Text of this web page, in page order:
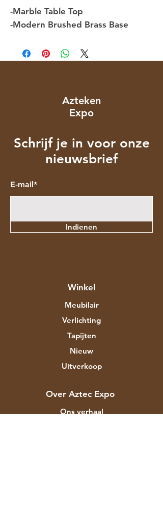
-Marble Table Top
-Modern Brushed Brass Base
Azteken
Expo
Schrijf je in voor onze
nieuwsbrief
E-mail*
Indienen
Winkel
Meubilair
Verlichting
Tapijten
Nieuw
Uitverkoop
Over Aztec Expo
Ons verhaal